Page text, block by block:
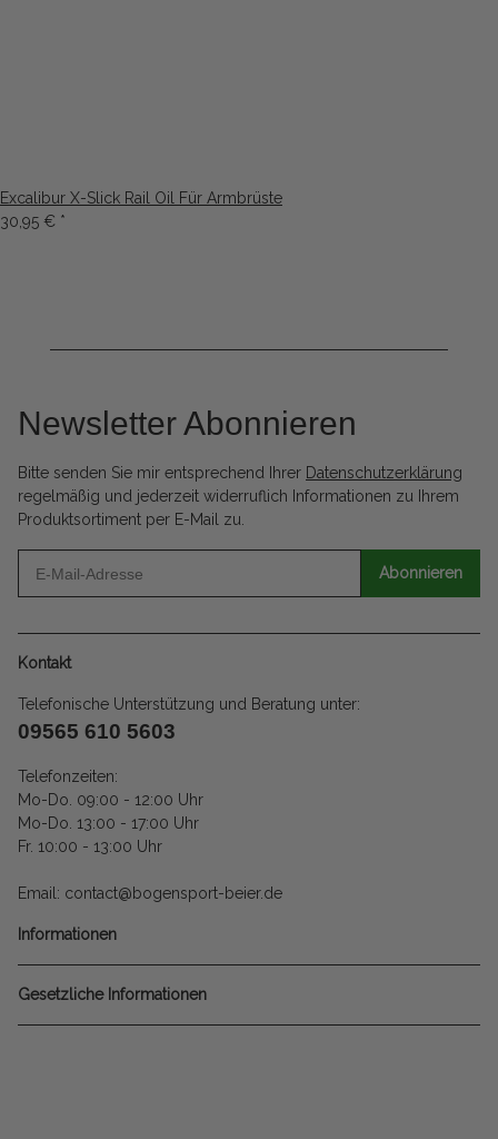
Excalibur X-Slick Rail Oil Für Armbrüste
30,95 € *
Newsletter Abonnieren
Bitte senden Sie mir entsprechend Ihrer Datenschutzerklärung
regelmäßig und jederzeit widerruflich Informationen zu Ihrem
Produktsortiment per E-Mail zu.
Abonnieren
Kontakt
Telefonische Unterstützung und Beratung unter:
09565 610 5603
Telefonzeiten:
Mo-Do. 09:00 - 12:00 Uhr
Mo-Do. 13:00 - 17:00 Uhr
Fr. 10:00 - 13:00 Uhr
Email: contact@bogensport-beier.de
Informationen
Gesetzliche Informationen